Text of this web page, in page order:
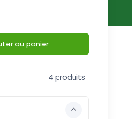
au panier
4 produits